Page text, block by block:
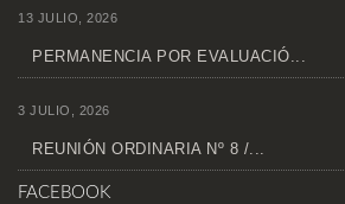
13 JULIO, 2026
PERMANENCIA POR EVALUACIÓ...
3 JULIO, 2026
REUNIÓN ORDINARIA Nº 8 /...
FACEBOOK